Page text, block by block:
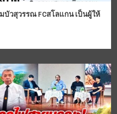
วสุวรรณ FCสโลแกน เป็นผู้ให้